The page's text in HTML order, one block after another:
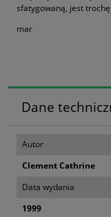
sfatygowaną, jest
mar
Dane
Autor
Clement Cathrine
Data wydania
1999